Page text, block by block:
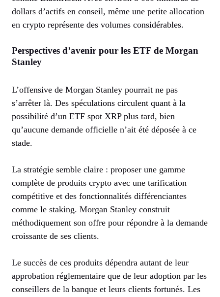
dollars d’actifs en conseil, même une petite allocation
en crypto représente des volumes considérables.
Perspectives d’avenir pour les ETF de Morgan
Stanley
L’offensive de Morgan Stanley pourrait ne pas
s’arrêter là. Des spéculations circulent quant à la
possibilité d’un ETF spot XRP plus tard, bien
qu’aucune demande officielle n’ait été déposée à ce
stade.
La stratégie semble claire : proposer une gamme
complète de produits crypto avec une tarification
compétitive et des fonctionnalités différenciantes
comme le staking. Morgan Stanley construit
méthodiquement son offre pour répondre à la demande
croissante de ses clients.
Le succès de ces produits dépendra autant de leur
approbation réglementaire que de leur adoption par les
conseillers de la banque et leurs clients fortunés. Les